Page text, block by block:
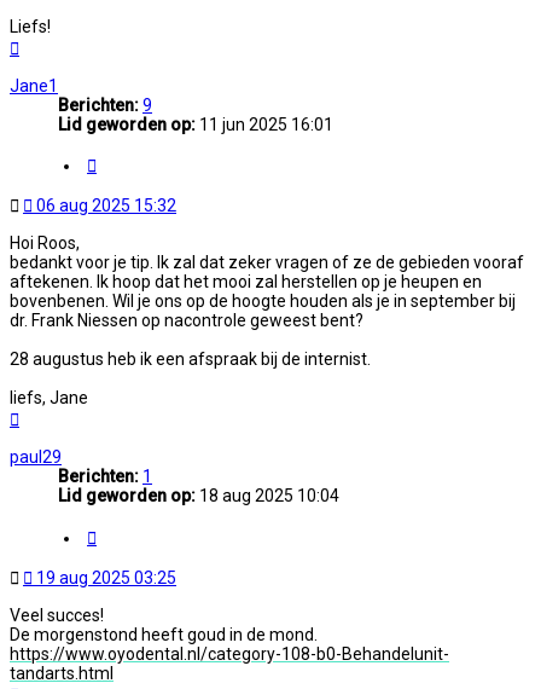
Liefs!
Jane1
Berichten:9
Lid geworden op: 11 jun 2025 16:01
Ongelezen
06 aug 2025 15:32
Hoi Roos,
bedankt voor je tip. Ik zal dat zeker vragen of ze de gebieden vooraf
aftekenen. Ik hoop dat het mooi zal herstellen op je heupen en
bovenbenen. Wil je ons op de hoogte houden als je in september bij
dr. Frank Niessen op nacontrole geweest bent?
28 augustus heb ik een afspraak bij de internist.
liefs, Jane
paul29
Berichten: 1
Lid geworden op: 18 aug 2025 10:04
Ongelezen
19 aug 2025 03:25
Veel succes!
De morgenstond heeft goud in de mond.
https://www.oyodental.nl/category-108-b0-Behandelunit-
tandarts.html